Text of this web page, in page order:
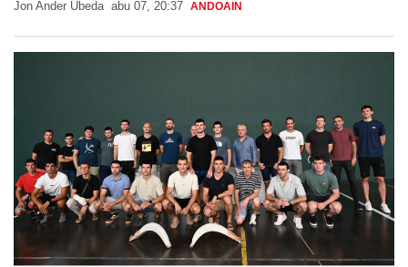
Jon Ander Ubeda abu 07, 20:37 ANDOAIN